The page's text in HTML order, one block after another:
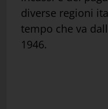
diverse regioni
tempo che va
1946.